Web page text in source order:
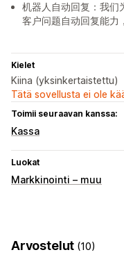
机器人自动回复：我们
客户问题自动回复能力
Kielet
Kiina (yksinkertaistettu)
Tätä sovellusta ei ole
Toimii seuraavan kanssa:
Kassa
Luokat
Markkinointi – muu
Arvostelut (10)